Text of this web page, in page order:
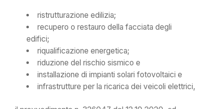
ristrutturazione edilizia;
recupero o restauro della facciata degli
edifici;
riqualificazione energetica;
riduzione del rischio sismico e
installazione di impianti solari fotovoltaici e
infrastrutture per la ricarica dei veicoli elettrici,